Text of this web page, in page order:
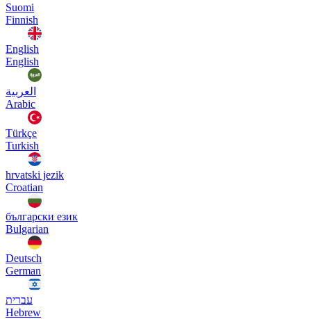
Suomi
Finnish
English
English
العربية
Arabic
Türkçe
Turkish
hrvatski jezik
Croatian
български език
Bulgarian
Deutsch
German
עברית
Hebrew